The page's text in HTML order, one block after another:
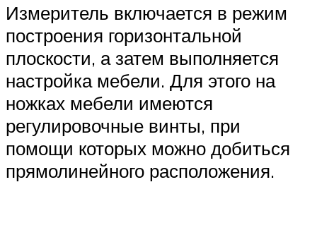
Измеритель включается в режим
построения горизонтальной
плоскости, а затем выполняется
настройка мебели. Для этого на
ножках мебели имеются
регулировочные винты, при
помощи которых можно добиться
прямолинейного расположения.